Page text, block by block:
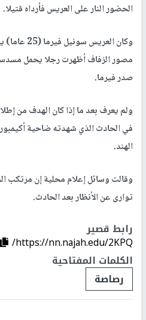
الحضور النار على العريس فأرداه قتيلا.
وكان
مصور الزفاف أظهرت رجلا يحمل
صدر فيرما.
ولم يعرف بعد ما إذا كان الهدف من
في الحادث الذي شهدته ضاحية
الهند.
وقالت وسائل إعلام محلية إن مرتكب
توارى عن الأنظار بعد الحادث.
رابط قصير
https://nn.najah.edu/2KPQ/
الكلمات المفتاحية
رصاصة